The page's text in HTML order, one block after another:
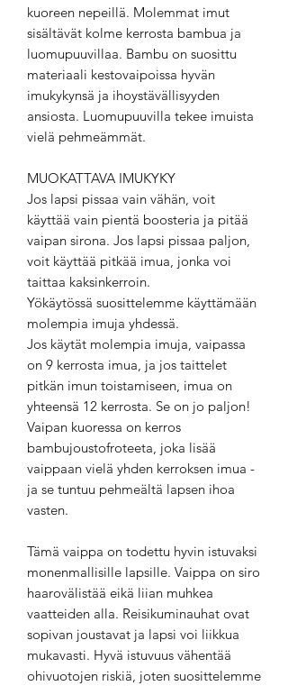
kuoreen nepeillä. Molemmat imut
sisältävät kolme kerrosta bambua ja
luomupuuvillaa. Bambu on suosittu
materiaali kestovaipoissa hyvän
imukykynsä ja ihoystävällisyyden
ansiosta. Luomupuuvilla tekee imuista
vielä pehmeämmät.
MUOKATTAVA IMUKYKY
Jos lapsi pissaa vain vähän, voit
käyttää vain pientä boosteria ja pitää
vaipan sirona. Jos lapsi pissaa paljon,
voit käyttää pitkää imua, jonka voi
taittaa kaksinkerroin.
Yökäytössä suosittelemme käyttämään
molempia imuja yhdessä.
Jos käytät molempia imuja, vaipassa
on 9 kerrosta imua, ja jos taittelet
pitkän imun toistamiseen, imua on
yhteensä 12 kerrosta. Se on jo paljon!
Vaipan kuoressa on kerros
bambujoustofroteeta, joka lisää
vaippaan vielä yhden kerroksen imua -
ja se tuntuu pehmeältä lapsen ihoa
vasten.
Tämä vaippa on todettu hyvin istuvaksi
monenmallisille lapsille. Vaippa on siro
haarovälistää eikä liian muhkea
vaatteiden alla. Reisikuminauhat ovat
sopivan joustavat ja lapsi voi liikkua
mukavasti. Hyvä istuvuus vähentää
ohivuotojen riskiä, joten suosittelemme